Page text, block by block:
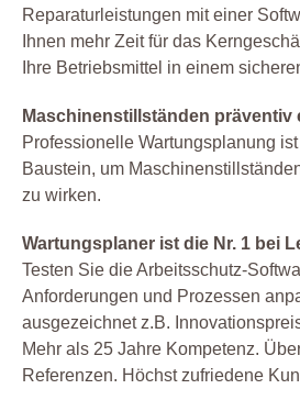
Reparaturleistungen mit einer
Ihnen mehr Zeit für das
Ihre Betriebsmittel in einem
Maschinenstillständen präventiv
Professionelle Wartungsplanung
Baustein, um
zu wirken.
Wartungsplaner ist die Nr. 1 bei
Testen Sie die Arbeitsschutz-
Anforderungen und Prozessen
ausgezeichnet z.B.
Mehr als 25 Jahre Kompetenz.
Referenzen. Höchst zufriedene